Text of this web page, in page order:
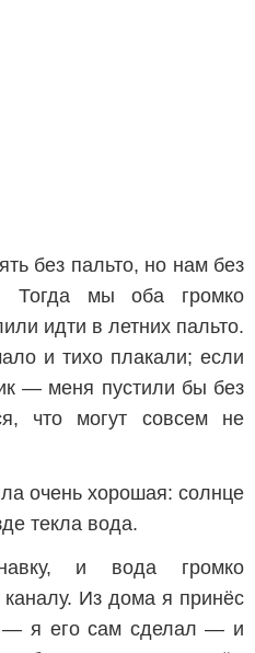
без пальто, но нам без
Тогда мы оба громко
идти в летних пальто.
и тихо плакали; если
— меня пустили бы без
что могут совсем не
очень хорошая: солнце
текла вода.
и вода громко
Из дома я принёс
— я его сам сделал — и